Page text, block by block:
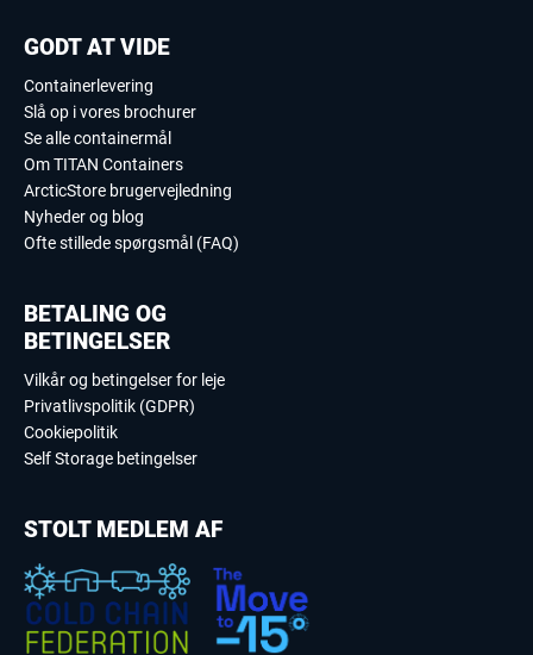
GODT AT VIDE
Containerlevering
Slå op i vores brochurer
Se alle containermål
Om TITAN Containers
ArcticStore brugervejledning
Nyheder og blog
Ofte stillede spørgsmål (FAQ)
BETALING OG
BETINGELSER
Vilkår og betingelser for leje
Privatlivspolitik (GDPR)
Cookiepolitik
Self Storage betingelser
STOLT MEDLEM AF